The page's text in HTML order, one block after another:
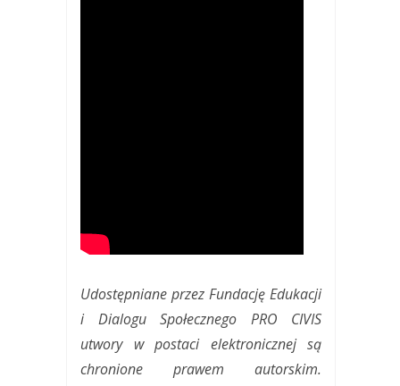
Udostępniane przez Fundację Edukacji
i Dialogu Społecznego PRO CIVIS
utwory w postaci elektronicznej są
chronione prawem autorskim.